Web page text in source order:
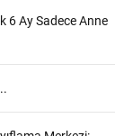
6 Ay Sadece Anne